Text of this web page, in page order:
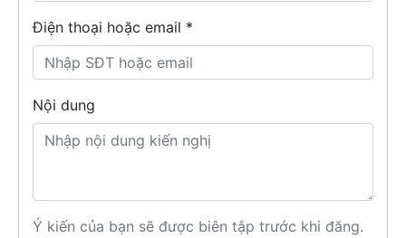
Điện thoại hoặc email *
Nội dung
Ý kiến của bạn sẽ được biên tập trước khi đăng.